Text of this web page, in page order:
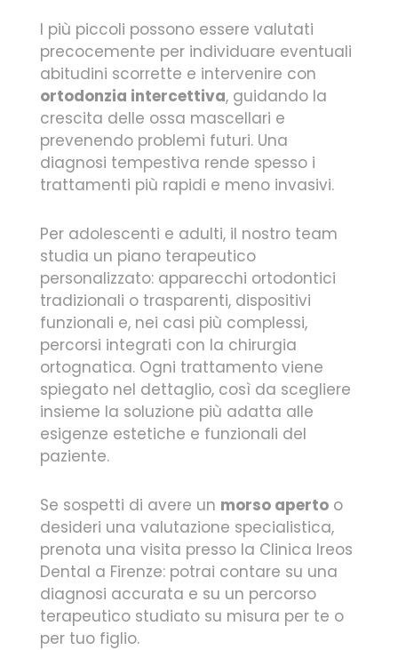
I più piccoli possono essere valutati
precocemente per individuare eventuali
abitudini scorrette e intervenire con
ortodonzia intercettiva, guidando la
crescita delle ossa mascellari e
prevenendo problemi futuri. Una
diagnosi tempestiva rende spesso i
trattamenti più rapidi e meno invasivi.
Per adolescenti e adulti, il nostro team
studia un piano terapeutico
personalizzato: apparecchi ortodontici
tradizionali o trasparenti, dispositivi
funzionali e, nei casi più complessi,
percorsi integrati con la chirurgia
ortognatica. Ogni trattamento viene
spiegato nel dettaglio, così da scegliere
insieme la soluzione più adatta alle
esigenze estetiche e funzionali del
paziente.
Se sospetti di avere un morso aperto o
desideri una valutazione specialistica,
prenota una visita presso la Clinica Ireos
Dental a Firenze: potrai contare su una
diagnosi accurata e su un percorso
terapeutico studiato su misura per te o
per tuo figlio.